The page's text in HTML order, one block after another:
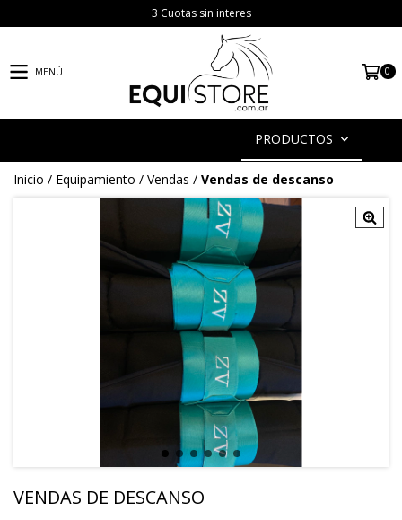
3 Cuotas sin interes
MENÚ 0
PRODUCTOS
Inicio / Equipamiento / Vendas / Vendas de descanso
VENDAS DE DESCANSO